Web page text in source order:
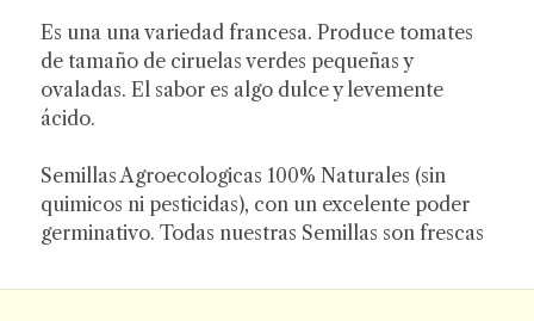
Es una una variedad francesa. Produce tomates
de tamaño de ciruelas verdes pequeñas y
ovaladas. El sabor es algo dulce y levemente
ácido.
Semillas Agroecologicas 100% Naturales (sin
quimicos ni pesticidas), con un excelente poder
germinativo. Todas nuestras Semillas son frescas